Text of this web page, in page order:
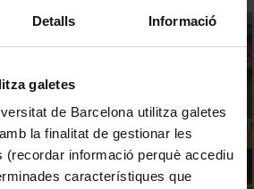
Detalls Informació
galetes
de Barcelona utilitza galetes
la finalitat de gestionar les
(recordar informació perquè accediu
característiques que